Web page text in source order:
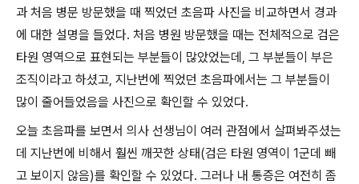
과 처음 병문 방문했을 때 찍었던 초음파 사진을 비교하면서 경과
에 대한 설명을 들었다. 처음 병원 방문했을 때는 전체적으로 검은
타원 영역으로 표현되는 부분들이 많았었는데, 그 부분들이 부은
조직이라고 하셨고, 지난번에 찍었던 초음파에서는 그 부분들이
많이 줄어들었음을 사진으로 확인할 수 있었다.
오늘 초음파를 보면서 의사 선생님이 여러 관점에서 살펴봐주셨는
데 지난번에 비해서 훨씬 깨끗한 상태(검은 타원 영역이 1군데 빼
고 보이지 않음)를 확인할 수 있었다. 그러나 내 통증은 여전히 좀